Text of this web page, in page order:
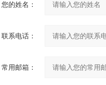
您的姓名：
联系电话：
常用邮箱：